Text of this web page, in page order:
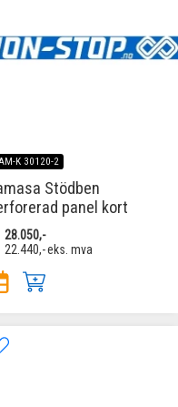
K 30120-2
Stödben
panel kort
28.050,-
22.440,-eks. mva